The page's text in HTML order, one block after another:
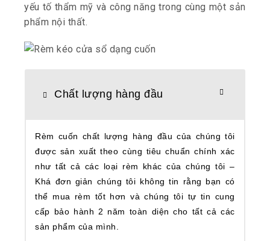
yếu tố thẩm mỹ và công năng trong cùng một sản
phẩm nội thất.
Chất lượng hàng đầu
Rèm cuốn chất lượng hàng đầu của chúng tôi
được sản xuất theo cùng tiêu chuẩn chính xác
như tất cả các loại rèm khác của chúng tôi –
Khá đơn giản chúng tôi không tin rằng bạn có
thể mua rèm tốt hơn và chúng tôi tự tin cung
cấp bảo hành 2 năm toàn diện cho tất cả các
sản phẩm của mình.